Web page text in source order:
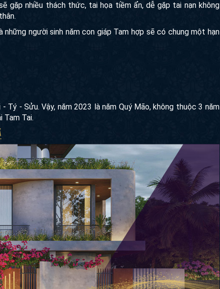
gặp nhiều thách thức, tai họa tiềm ẩn, dễ gặp tai nạn không
người sinh năm con giáp Tam hợp sẽ có chung một hạn
Tý - Sửu. Vậy, năm 2023 là năm Quý Mão, không thuộc 3 năm
Tam Tai.